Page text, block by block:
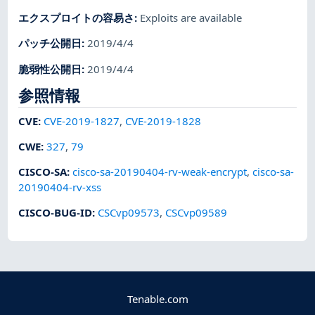
エクスプロイトの容易さ: Exploits are available
パッチ公開日:2019/4/4
脆弱性公開日: 2019/4/4
参照情報
CVE: CVE-2019-1827, CVE-2019-1828
CWE:327,79
CISCO-SA:cisco-sa-20190404-rv-weak-encrypt,cisco-sa-
20190404-rv-xss
CISCO-BUG-ID: CSCvp09573, CSCvp09589
Tenable.com